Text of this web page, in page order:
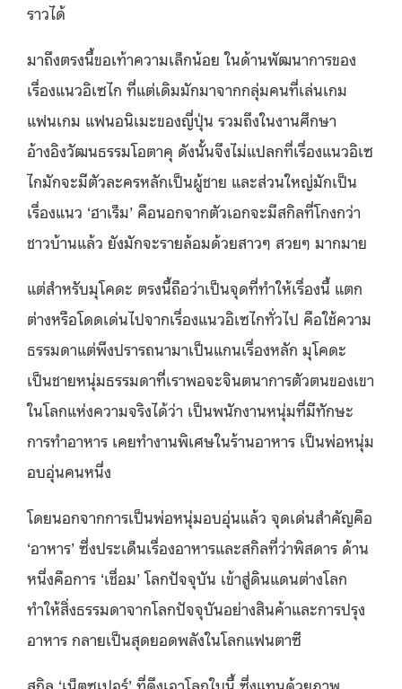
ราวได้
มาถึงตรงนี้ขอเท้าความเล็กน้อย ในด้านพัฒนาการของ
เรื่องแนวอิเซไก ที่แต่เดิมมักมาจากกลุ่มคนที่เล่นเกม
แฟนเกม แฟนอนิเมะของญี่ปุ่น รวมถึงในงานศึกษา
อ้างอิงวัฒนธรรมโอตาคุ ดังนั้นจึงไม่แปลกที่เรื่องแนวอิเซ
ไกมักจะมีตัวละครหลักเป็นผู้ชาย และส่วนใหญ่มักเป็น
เรื่องแนว ‘ฮาเร็ม’ คือนอกจากตัวเอกจะมีสกิลที่โกงกว่า
ชาวบ้านแล้ว ยังมักจะรายล้อมด้วยสาวๆ สวยๆ มากมาย
แต่สำหรับมุโคดะ ตรงนี้ถือว่าเป็นจุดที่ทำให้เรื่องนี้ แตก
ต่างหรือโดดเด่นไปจากเรื่องแนวอิเซไกทั่วไป คือใช้ความ
ธรรมดาแต่พึงปรารถนามาเป็นแกนเรื่องหลัก มุโคดะ
เป็นชายหนุ่มธรรมดาที่เราพอจะจินตนาการตัวตนของเขา
ในโลกแห่งความจริงได้ว่า เป็นพนักงานหนุ่มที่มีทักษะ
การทำอาหาร เคยทำงานพิเศษในร้านอาหาร เป็นพ่อหนุ่ม
อบอุ่นคนหนึ่ง
โดยนอกจากการเป็นพ่อหนุ่มอบอุ่นแล้ว จุดเด่นสำคัญคือ
‘อาหาร’ ซึ่งประเด็นเรื่องอาหารและสกิลที่ว่าพิสดาร ด้าน
หนึ่งคือการ ‘เชื่อม’ โลกปัจจุบัน เข้าสู่ดินแดนต่างโลก
ทำให้สิ่งธรรมดาจากโลกปัจจุบันอย่างสินค้าและการปรุง
อาหาร กลายเป็นสุดยอดพลังในโลกแฟนตาซี
สกิล ‘เน็ตซูเปอร์’ ที่ดึงเอาโลกใบนี้ ซึ่งแทนด้วยภาพ